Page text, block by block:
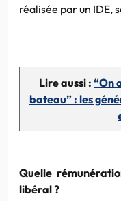
réalisée par un IDE,
Lire aussi : “On
bateau” : les
Quelle
libéral ?